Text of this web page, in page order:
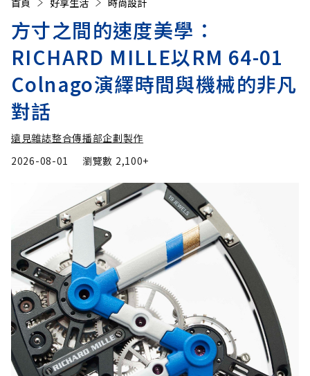
方寸之間的速度美學：
RICHARD MILLE以RM 64-01
Colnago演繹時間與機械的非凡
對話
遠見雜誌整合傳播部企劃製作
2026-08-01
瀏覽數 2,100+